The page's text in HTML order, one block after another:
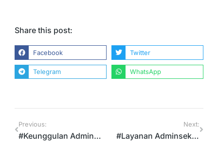
Share this post:
Facebook Twitter
Telegram WhatsApp
Previous:
#Keunggulan Adminsekolah.net!!! Jurnal Otomatis
Next:
#Layanan Adminsekolah.net !!! MODUL KESISWAAN